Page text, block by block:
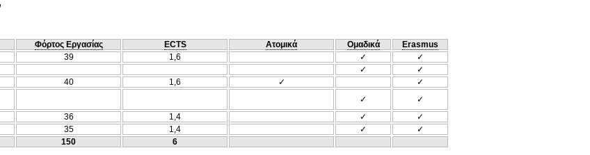
Φόρτος Εργασίας ECTS Ατομικά Ομαδικά
Erasmus
39 1,6 ✓
✓
✓
✓
40 1,6 ✓
✓
✓
✓
36 1,4 ✓
✓
35 1,4 ✓
✓
150 6